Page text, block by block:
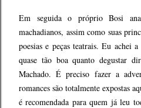
Em seguida o próprio Bosi
machadianos, assim como suas
poesias e peças teatrais. Eu achei
quase tão boa quanto degustar
Machado. É preciso fazer a
romances são totalmente expostas
é recomendada para quem já leu